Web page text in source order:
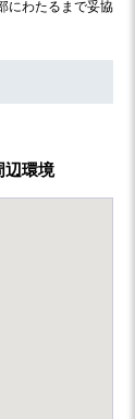
にわたるまで妥協
辺環境